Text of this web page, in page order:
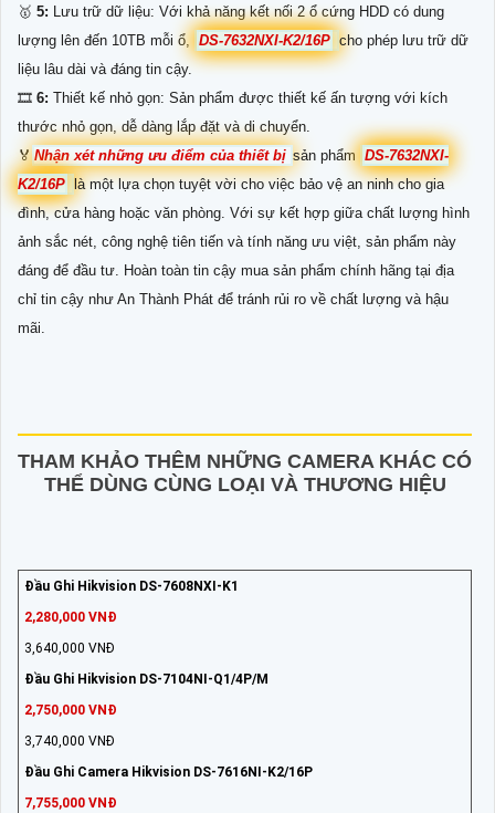
🥇 5: Lưu trữ dữ liệu: Với khả năng kết nối 2 ổ cứng HDD có dung
lượng lên đến 10TB mỗi ổ, DS-7632NXI-K2/16P cho phép lưu trữ dữ
liệu lâu dài và đáng tin cậy.
🎞 6: Thiết kế nhỏ gọn: Sản phẩm được thiết kế ấn tượng với kích
thước nhỏ gọn, dễ dàng lắp đặt và di chuyển.
️🏅Nhận xét những ưu điểm của thiết bị sản phẩm DS-7632NXI-
K2/16P
là một lựa chọn tuyệt vời cho việc bảo vệ an ninh cho gia
đình, cửa hàng hoặc văn phòng. Với sự kết hợp giữa chất lượng hình
ảnh sắc nét, công nghệ tiên tiến và tính năng ưu việt, sản phẩm này
đáng để đầu tư. Hoàn toàn tin cậy mua sản phẩm chính hãng tại địa
chỉ tin cậy như An Thành Phát để tránh rủi ro về chất lượng và hậu
mãi.
THAM KHẢO THÊM NHỮNG CAMERA KHÁC CÓ
THỂ DÙNG CÙNG LOẠI VÀ THƯƠNG HIỆU
Đầu Ghi Hikvision DS-7608NXI-K1
2,280,000 VNĐ
3,640,000 VNĐ
Đầu Ghi Hikvision DS-7104NI-Q1/4P/M
2,750,000 VNĐ
3,740,000 VNĐ
Đầu Ghi Camera Hikvision DS-7616NI-K2/16P
7,755,000 VNĐ